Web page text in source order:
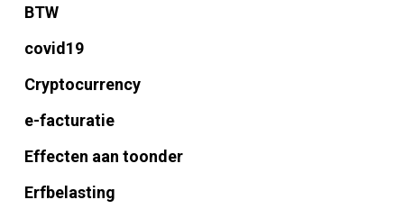
BTW
covid19
Cryptocurrency
e-facturatie
Effecten aan toonder
Erfbelasting